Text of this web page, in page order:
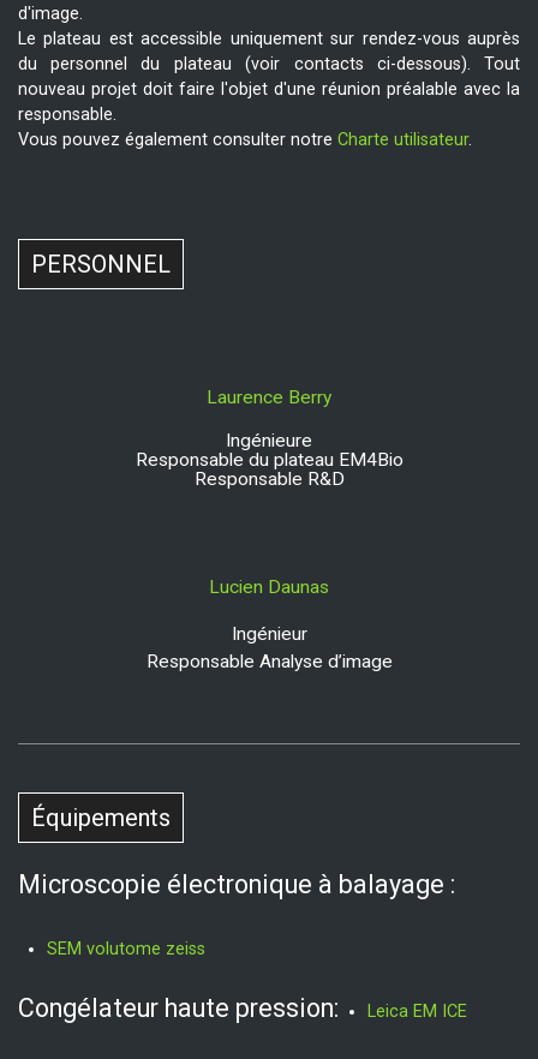
d'image.
Le plateau est accessible uniquement sur rendez-vous auprès
du personnel du plateau (voir contacts ci-dessous). Tout
nouveau projet doit faire l'objet d'une réunion préalable avec la
responsable.
Vous pouvez également consulter notre Charte utilisateur.
PERSONNEL
Laurence Berry
Ingénieure
Responsable du plateau EM4Bio
Responsable R&D
Lucien Daunas
Ingénieur
Responsable Analyse d’image
Équipements
Microscopie électronique à balayage :
SEM volutome zeiss
Congélateur haute pression: Leica EM ICE